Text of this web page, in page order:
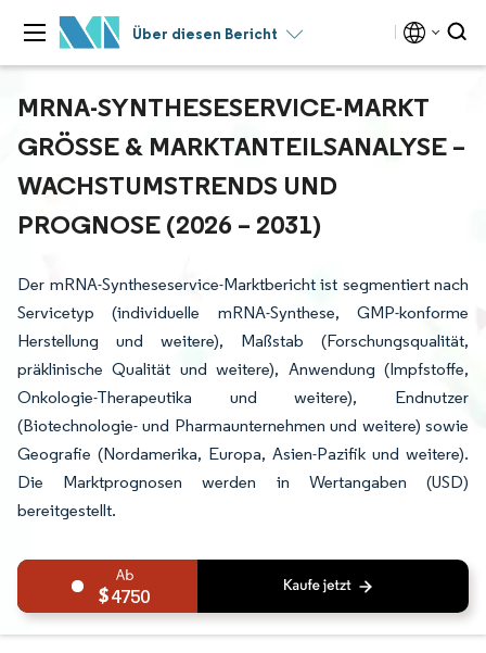
Über diesen Bericht
MRNA-SYNTHESESERVICE-MARKT
GRÖSSE & MARKTANTEILSANALYSE – W
ACHSTUMSTRENDS UND P
ROGNOSE (2026 – 2031)
Der mRNA-Syntheseservice-Marktbericht ist segmentiert nach
Servicetyp (individuelle mRNA-Synthese, GMP-konforme
Herstellung und weitere), Maßstab (Forschungsqualität,
präklinische Qualität und weitere), Anwendung (Impfstoffe,
Onkologie-Therapeutika und weitere), Endnutzer
(Biotechnologie- und Pharmaunternehmen und weitere) sowie
Geografie (Nordamerika, Europa, Asien-Pazifik und weitere).
Die Marktprognosen werden in Wertangaben (USD)
bereitgestellt.
4750